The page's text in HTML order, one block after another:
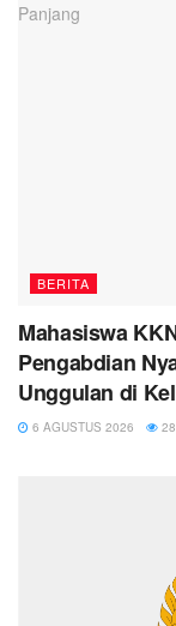
BERITA
Mahasiswa
Pengabdian
Unggulan di
6 AGUSTUS 2026 28